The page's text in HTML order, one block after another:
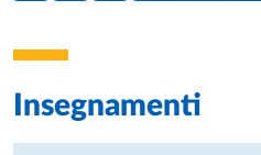
Insegnamenti